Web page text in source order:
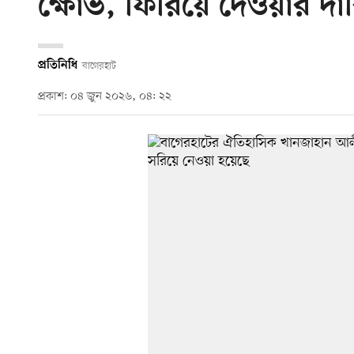
ক্ষোভ, ফিরিয়ে দেওয়ার
প্রতিনিধি বাগেরহাট
প্রকাশ: ০৪ জুন ২০২৬, ০৪: ২২